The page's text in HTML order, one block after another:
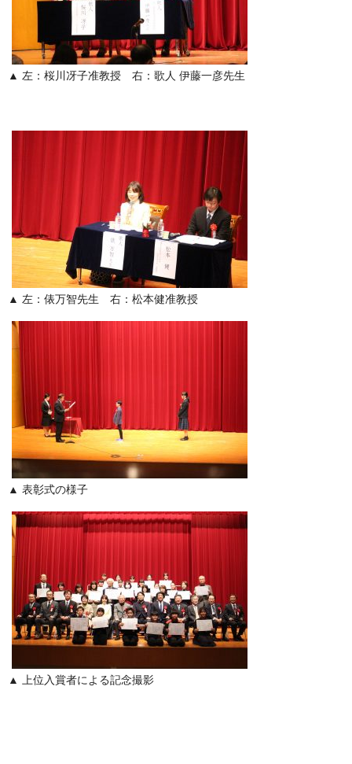
▲ 左：桜川冴子准教授 右：歌人 伊藤一彦先生
▲ 左：俵万智先生 右：松本健准教授
▲ 表彰式の様子
▲ 上位入賞者による記念撮影